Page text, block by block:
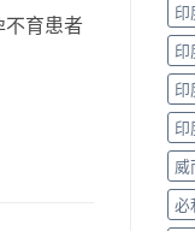
育患者
印
印
印
印
威
必